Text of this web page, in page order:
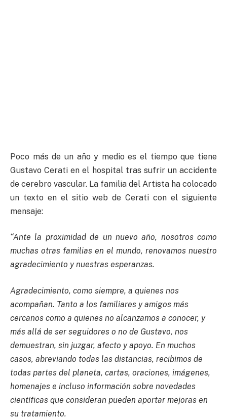
Poco más de un año y medio es el tiempo que tiene
Gustavo Cerati en el hospital tras sufrir un accidente
de cerebro vascular. La familia del Artista ha colocado
un texto en el sitio web de Cerati con el siguiente
mensaje:
“Ante la proximidad de un nuevo año, nosotros como
muchas otras familias en el mundo, renovamos nuestro
agradecimiento y nuestras esperanzas.
Agradecimiento, como siempre, a quienes nos
acompañan. Tanto a los familiares y amigos más
cercanos como a quienes no alcanzamos a conocer, y
más allá de ser seguidores o no de Gustavo, nos
demuestran, sin juzgar, afecto y apoyo. En muchos
casos, abreviando todas las distancias, recibimos de
todas partes del planeta, cartas, oraciones, imágenes,
homenajes e incluso información sobre novedades
científicas que consideran pueden aportar mejoras en
su tratamiento.